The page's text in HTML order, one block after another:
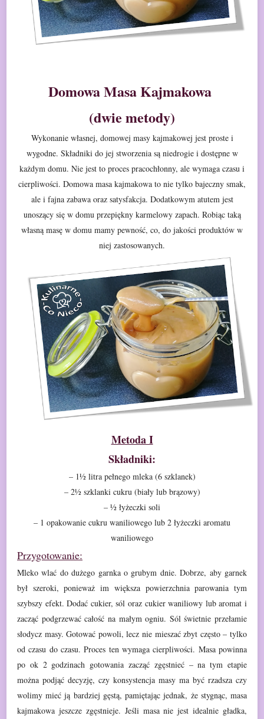
Domowa Masa Kajmakowa
(dwie metody)
Wykonanie własnej, domowej masy kajmakowej jest proste i
wygodne. Składniki do jej stworzenia są niedrogie i dostępne w
każdym domu. Nie jest to proces pracochłonny, ale wymaga czasu i
cierpliwości. Domowa masa kajmakowa to nie tylko bajeczny smak,
ale i fajna zabawa oraz satysfakcja. Dodatkowym atutem jest
unoszący się w domu przepiękny karmelowy zapach. Robiąctaką
własną masę w domu mamy pewność, co, do jakości produktów w
niej zastosowanych.
Metoda I
Składniki:
– 1½ litra pełnego mleka (6 szklanek)
– 2½ szklanki cukru (biały lub brązowy)
– ½ łyżeczki soli
– 1 opakowanie cukru waniliowego lub 2 łyżeczki aromatu
waniliowego
Przygotowanie:
Mleko wlać do dużego garnka o grubym dnie. Dobrze, aby garnek
był szeroki, ponieważ im większa powierzchnia parowania tym
szybszy efekt. Dodać cukier, sól oraz cukier waniliowy lub aromat i
zacząć podgrzewać całość namałym ogniu. Sól świetnie przełamie
słodycz masy. Gotować powoli, lecz nie mieszać zbyt często – tylko
od czasu do czasu. Proces ten wymaga cierpliwości. Masa powinna
po ok 2 godzinach gotowania zacząć zgęstnieć – na tym etapie
można podjąć decyzję, czy konsystencja masy ma być rzadsza czy
wolimy mieć ją bardziej gęstą, pamiętając jednak, że stygnąc, masa
kajmakowa jeszcze zgęstnieje. Jeśli masa nie jest idealnie gładka,